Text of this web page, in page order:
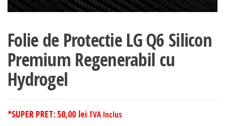
Folie de Protectie LG Q6 Silicon
Premium Regenerabil cu
Hydrogel
*SUPER PRET:50,00 lei TVA Inclus